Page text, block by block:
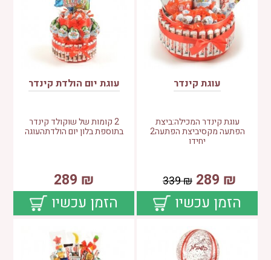
עוגת קינדר
עוגת קינדר המכילה:ביצת
הפתעה מקסיביצת הפתעה2
יחידו
₪
289
₪
339
הזמן עכשיו
עוגת יום הולדת קינדר
2 קומות של שוקולד קינדר
בתוספת בלון יום הולדתהעוגה
₪
289
הזמן עכשיו